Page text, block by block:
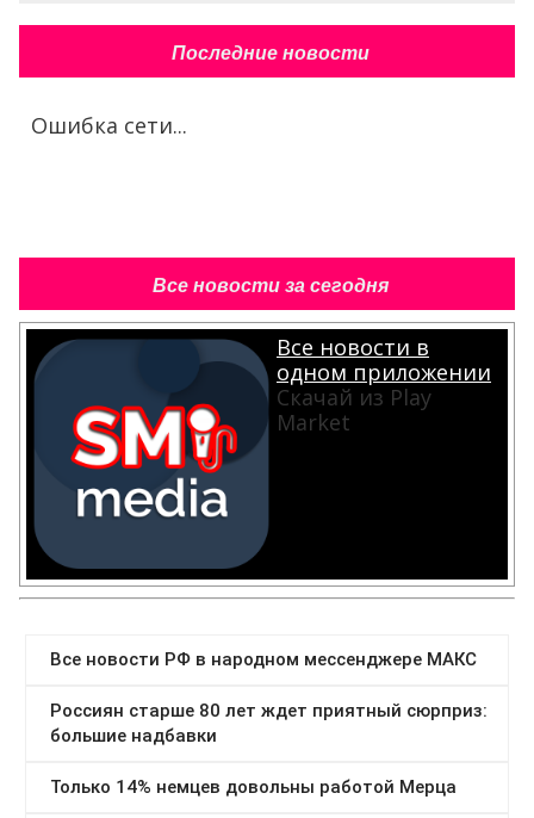
Последние новости
Ошибка сети...
Все новости за сегодня
Все новости в
одном приложении
Скачай из Play
Market